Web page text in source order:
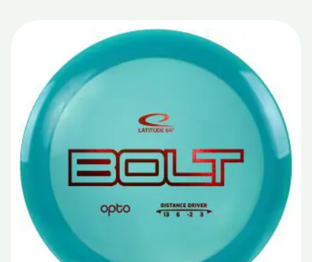
heeft
meerdere
variaties.
Deze
optie
kan
gekozen
worden